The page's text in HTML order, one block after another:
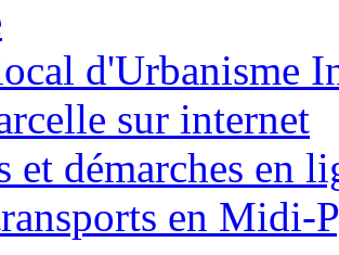
d'Urbanisme
sur internet
et démarches en
en Midi-